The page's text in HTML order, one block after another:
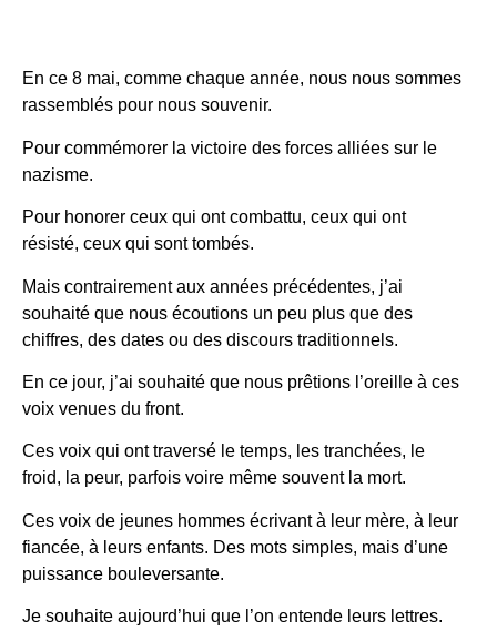
En ce 8 mai, comme chaque année, nous nous sommes
rassemblés pour nous souvenir.
Pour commémorer la victoire des forces alliées sur le
nazisme.
Pour honorer ceux qui ont combattu, ceux qui ont
résisté, ceux qui sont tombés.
Mais contrairement aux années précédentes, j’ai
souhaité que nous écoutions un peu plus que des
chiffres, des dates ou des discours traditionnels.
En ce jour, j’ai souhaité que nous prêtions l’oreille à ces
voix venues du front.
Ces voix qui ont traversé le temps, les tranchées, le
froid, la peur, parfois voire même souvent la mort.
Ces voix de jeunes hommes écrivant à leur mère, à leur
fiancée, à leurs enfants. Des mots simples, mais d’une
puissance bouleversante.
Je souhaite aujourd’hui que l’on entende leurs lettres.